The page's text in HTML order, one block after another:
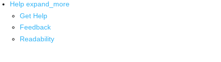
Help expand_more
Get Help
Feedback
Readability